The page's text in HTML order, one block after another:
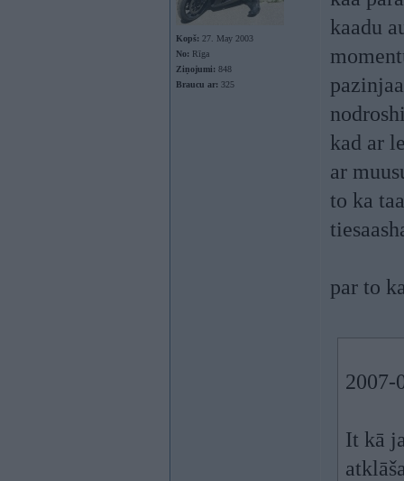
Kopš: 27. May 2003
No: Rīga
Ziņojumi: 848
Braucu ar: 325
kaadu
kad ar
ar
to ka
par to
2007-
It kā